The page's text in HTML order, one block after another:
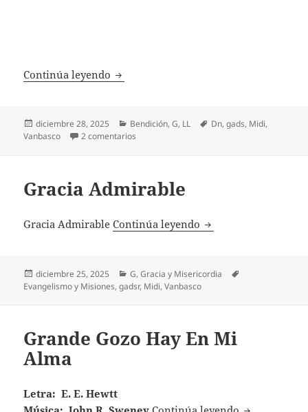
Continúa leyendo Lluvias De Gracia
Publicado
el
diciembre 28, 2025 Categorías
Bendición,G, LL Etiquetas
Dn,gads, Midi,
Vanbasco
2 comentarios
Gracia Admirable
Gracia AdmirableContinúa leyendo Gracia Admirable
Publicado
el
diciembre 25, 2025 Categorías
G,Gracia y Misericordia
Evangelismo y Misiones,gadsr, Midi,Vanbasco
Grande Gozo Hay En Mi
Alma
Letra: E. E. Hewtt